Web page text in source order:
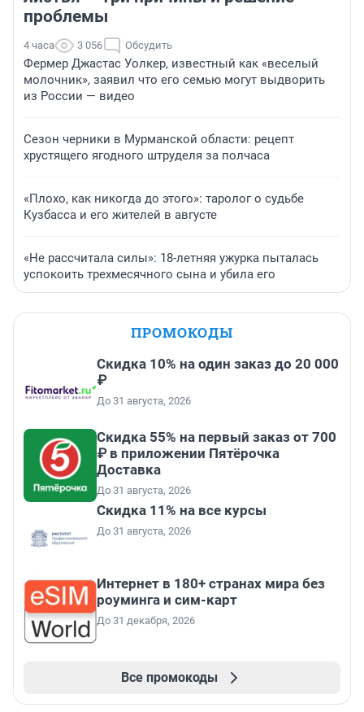
проблемы
4 часа 3 056 Обсудить
Фермер Джастас Уолкер, известный как «веселый
молочник», заявил что его семью могут выдворить
из России — видео
Сезон черники в Мурманской области: рецепт
хрустящего ягодного штруделя за полчаса
«Плохо, как никогда до этого»: таролог о судьбе
Кузбасса и его жителей в августе
«Не рассчитала силы»: 18-летняя ужурка пыталась
успокоить трехмесячного сына и убила его
ПРОМОКОДЫ
Скидка 10% на один заказ до 20 000
₽
До 31 августа, 2026
Скидка 55% на первый заказ от 700
₽ в приложении Пятёрочка
Доставка
До 31 августа, 2026
Скидка 11% на все курсы
До 31 августа, 2026
Интернет в 180+ странах мира без
роуминга и сим-карт
До 31 декабря, 2026
Все промокоды